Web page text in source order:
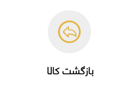
بازگشت کالا